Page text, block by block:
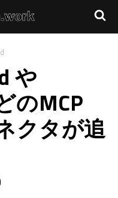
や
のMCP
クタが追